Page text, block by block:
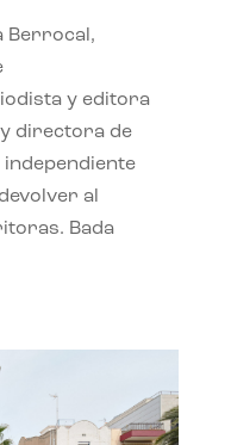
Berrocal,
y editora
y directora de
independiente
al
Bada